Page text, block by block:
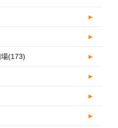
►
►
(173) ►
►
►
►